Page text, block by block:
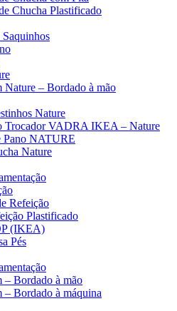
Chucha Plastificado
– Bordado à mão
Nature
Trocador VADRA IKEA – Nature
Pano NATURE
Nature
Refeição
Plastificado
(IKEA)
Pés
Bordado à mão
Bordado à máquina